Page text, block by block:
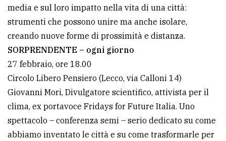
PRIVACY
Privacy
policy
Cookie
policy
media e sul loro impatto nella vita di una città:
strumenti che possono unire ma anche isolare,
creando nuove forme di prossimità e distanza.
SORPRENDENTE – ogni giorno
27 febbraio, ore 18.00
Circolo Libero Pensiero (Lecco, via Calloni 14)
Giovanni Mori, Divulgatore scientifico, attivista per il
clima, ex portavoce Fridays for Future Italia. Uno
spettacolo – conferenza semi – serio dedicato su come
abbiamo inventato le città e su come trasformarle per